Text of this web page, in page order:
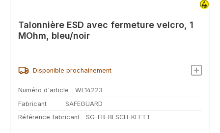
Talonnière ESD avec fermeture velcro, 1
MOhm, bleu/noir
Disponible prochainement
Numéro d'article
WL14223
Fabricant
SAFEGUARD
Référence fabricant
SG-FB-BLSCH-KLETT